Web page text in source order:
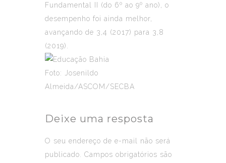
Fundamental II (do 6º ao 9º ano), o
desempenho foi ainda melhor,
avançando de 3,4 (2017) para 3,8
(2019).
Foto: Josenildo
Almeida/ASCOM/SECBA
Deixe uma resposta
O seu endereço de e-mail não será
publicado.
Campos obrigatórios são